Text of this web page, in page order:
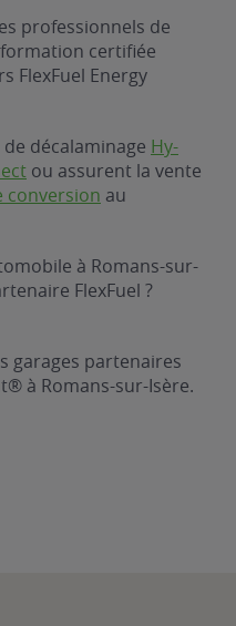
professionnels de
certifiée
FlexFuel Energy
décalaminage Hy-
ou assurent la vente
conversion au
à Romans-sur-
FlexFuel ?
garages partenaires
à Romans-sur-Isère.